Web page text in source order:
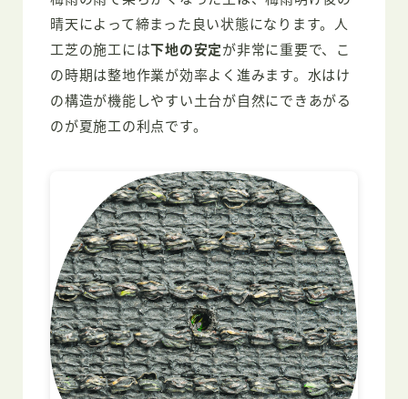
晴天によって締まった良い状態になります。人
工芝の施工には下地の安定が非常に重要で、こ
の時期は整地作業が効率よく進みます。水はけ
の構造が機能しやすい土台が自然にできあがる
のが夏施工の利点です。